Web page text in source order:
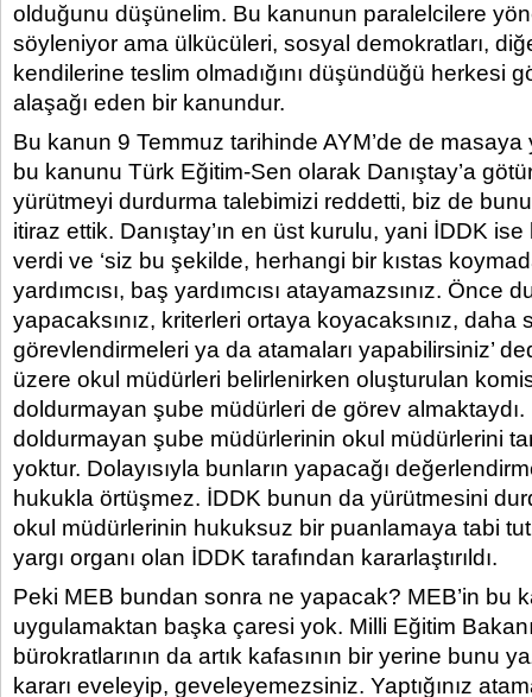
olduğunu düşünelim. Bu kanunun paralelcilere
söyleniyor ama ülkücüleri, sosyal demokratları,
kendilerine teslim olmadığını düşündüğü herkesi
alaşağı eden bir kanundur.
Bu kanun 9 Temmuz tarihinde AYM’de de masaya
bu kanunu Türk Eğitim-Sen olarak Danıştay’a
yürütmeyi durdurma talebimizi reddetti, biz de
itiraz ettik. Danıştay’ın en üst kurulu, yani İDDK
verdi ve ‘siz bu şekilde, herhangi bir kıstas
yardımcısı, baş yardımcısı atayamazsınız. Önce
yapacaksınız, kriterleri ortaya koyacaksınız, daha
görevlendirmeleri ya da atamaları yapabilirsiniz’
üzere okul müdürleri belirlenirken oluşturulan
doldurmayan şube müdürleri de görev almaktaydı.
doldurmayan şube müdürlerinin okul müdürlerini
yoktur. Dolayısıyla bunların yapacağı
hukukla örtüşmez. İDDK bunun da yürütmesini
okul müdürlerinin hukuksuz bir puanlamaya tabi
yargı organı olan İDDK tarafından kararlaştırıldı.
Peki MEB bundan sonra ne yapacak? MEB’in bu
uygulamaktan başka çaresi yok. Milli Eğitim
bürokratlarının da artık kafasının bir yerine bunu
kararı eveleyip, geveleyemezsiniz. Yaptığınız